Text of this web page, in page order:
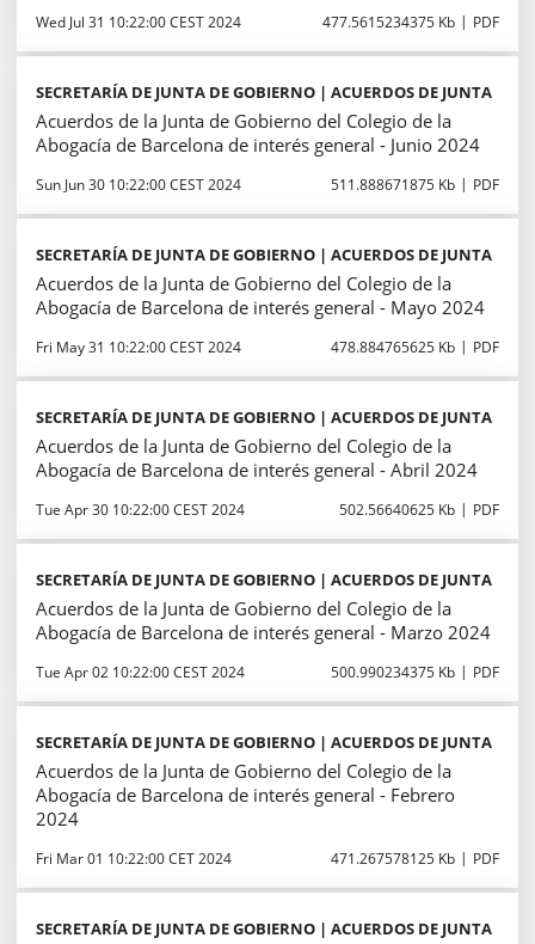
Wed Jul 31 10:22:00 CEST 2024 477.5615234375 Kb PDF
SECRETARÍA DE JUNTA DE GOBIERNO | ACUERDOS DE JUNTA
Acuerdos de la Junta de Gobierno del Colegio de la
Abogacía de Barcelona de interés general - Junio 2024
Sun Jun 30 10:22:00 CEST 2024 511.888671875 Kb PDF
SECRETARÍA DE JUNTA DE GOBIERNO | ACUERDOS DE JUNTA
Acuerdos de la Junta de Gobierno del Colegio de la
Abogacía de Barcelona de interés general - Mayo 2024
Fri May 31 10:22:00 CEST 2024 478.884765625 Kb PDF
SECRETARÍA DE JUNTA DE GOBIERNO | ACUERDOS DE JUNTA
Acuerdos de la Junta de Gobierno del Colegio de la
Abogacía de Barcelona de interés general - Abril 2024
Tue Apr 30 10:22:00 CEST 2024 502.56640625 Kb PDF
SECRETARÍA DE JUNTA DE GOBIERNO | ACUERDOS DE JUNTA
Acuerdos de la Junta de Gobierno del Colegio de la
Abogacía de Barcelona de interés general - Marzo 2024
Tue Apr 02 10:22:00 CEST 2024 500.990234375 Kb PDF
SECRETARÍA DE JUNTA DE GOBIERNO | ACUERDOS DE JUNTA
Acuerdos de la Junta de Gobierno del Colegio de la
Abogacía de Barcelona de interés general - Febrero
2024
Fri Mar 01 10:22:00 CET 2024 471.267578125 Kb PDF
SECRETARÍA DE JUNTA DE GOBIERNO | ACUERDOS DE JUNTA